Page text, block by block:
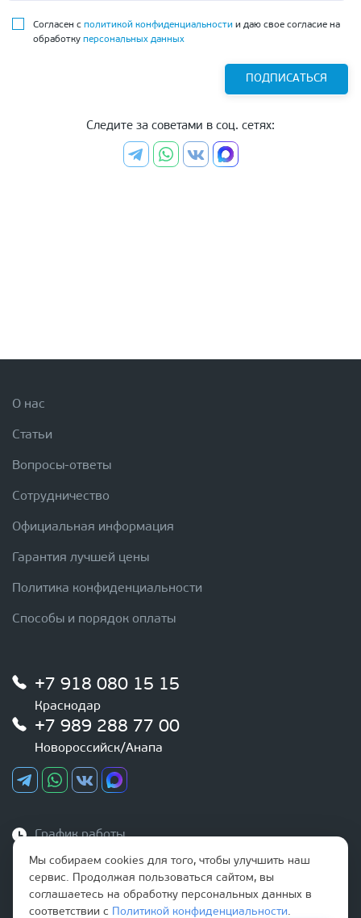
Согласен с политикой конфиденциальности и даю свое согласие на
обработку персональных данных
ПОДПИСАТЬСЯ
Следите за советами в соц. сетях:
О нас
Статьи
Вопросы-ответы
Сотрудничество
Официальная информация
Гарантия лучшей цены
Политика конфиденциальности
Способы и порядок оплаты
+7 918 080 15 15
Краснодар
+7 989 288 77 00
Новороссийск/Анапа
График работы
с 9:00 до 20:00
Наша почта
Мы собираем cookies для того, чтобы улучшить наш
сервис. Продолжая пользоваться сайтом, вы
соглашаетесь на обработку персональных данных в
соответствии с
Политикой конфиденциальности.